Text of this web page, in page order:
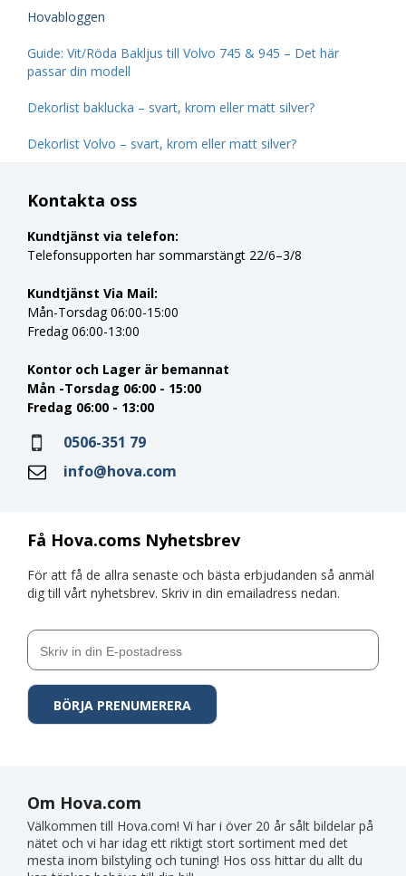
Hovabloggen
Guide: Vit/Röda Bakljus till Volvo 745 & 945 – Det här
passar din modell
Dekorlist baklucka – svart, krom eller matt silver?
Dekorlist Volvo – svart, krom eller matt silver?
Få Hova.coms Nyhetsbrev
För att få de allra senaste och bästa erbjudanden så anmäl
dig till vårt nyhetsbrev. Skriv in din emailadress nedan.
Kontakta oss
Kundtjänst via telefon:
Telefonsupporten har sommarstängt 22/6–3/8
Kundtjänst Via Mail:
Mån-Torsdag 06:00-15:00
Fredag 06:00-13:00
Kontor och Lager är bemannat
Mån -Torsdag 06:00 - 15:00
Fredag 06:00 - 13:00
0506-351 79
info@hova.com
Om Hova.com
Välkommen till Hova.com! Vi har i över 20 år sålt bildelar på
nätet och vi har idag ett riktigt stort sortiment med det
mesta inom bilstyling och tuning! Hos oss hittar du allt du